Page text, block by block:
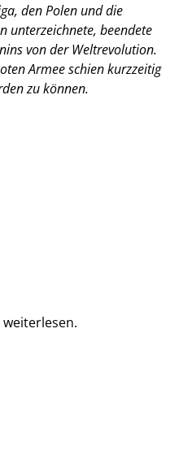
den Polen und die
unterzeichnete, beendete
von der Weltrevolution.
Armee schien kurzzeitig
zu können.
weiterlesen.